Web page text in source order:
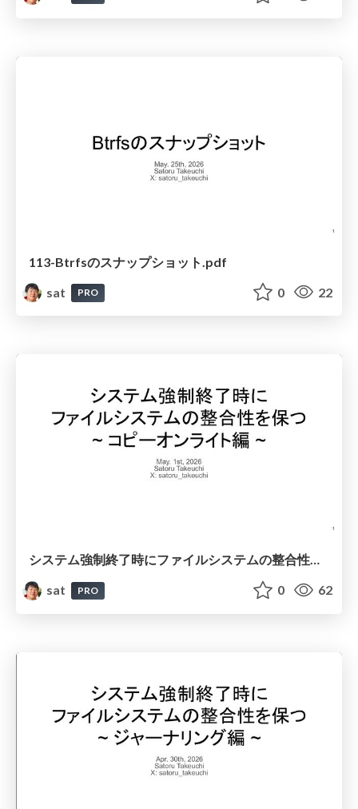
113-Btrfsのスナップショット.pdf
sat
PRO 0 22
システム強制終了時にファイルシステムの整合性を保つ~ コピーオンライト編 ~
sat
PRO 0 62